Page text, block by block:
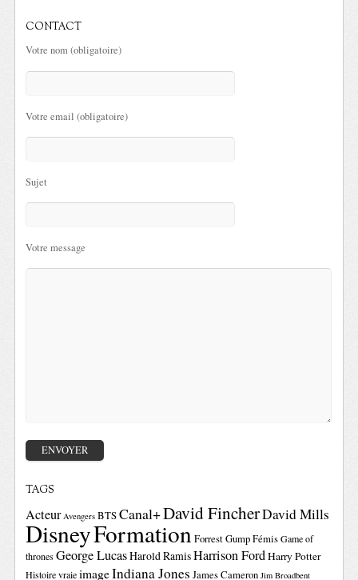
CONTACT
Votre nom (obligatoire)
Votre email (obligatoire)
Sujet
Votre message
TAGS
Acteur Avengers BTSCanal+David FincherDavid Mills
DisneyFormationForrest GumpFémis Game of
thrones George LucasHarold RamisHarrison FordHarry Potter
Histoire vraie imageIndiana Jones James Cameron Jim Broadbent